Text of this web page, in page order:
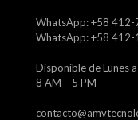
WhatsApp: +58 412-
WhatsApp: +58 412-
Disponible de Lunes
8 AM – 5 PM